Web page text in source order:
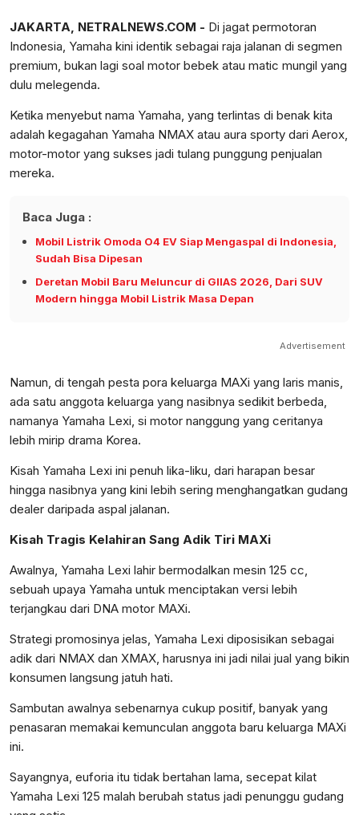
JAKARTA, NETRALNEWS.COM - Di jagat permotoran
Indonesia, Yamaha kini identik sebagai raja jalanan di segmen
premium, bukan lagi soal motor bebek atau matic mungil yang
dulu melegenda.
Ketika menyebut nama Yamaha, yang terlintas di benak kita
adalah kegagahan Yamaha NMAX atau aura sporty dari Aerox,
motor-motor yang sukses jadi tulang punggung penjualan
mereka.
Baca Juga :
Mobil Listrik Omoda O4 EV Siap Mengaspal di Indonesia,
Sudah Bisa Dipesan
Deretan Mobil Baru Meluncur di GIIAS 2026, Dari SUV
Modern hingga Mobil Listrik Masa Depan
Advertisement
Namun, di tengah pesta pora keluarga MAXi yang laris manis,
ada satu anggota keluarga yang nasibnya sedikit berbeda,
namanya Yamaha Lexi, si motor nanggung yang ceritanya
lebih mirip drama Korea.
Kisah Yamaha Lexi ini penuh lika-liku, dari harapan besar
hingga nasibnya yang kini lebih sering menghangatkan gudang
dealer daripada aspal jalanan.
Kisah Tragis Kelahiran Sang Adik Tiri MAXi
Awalnya, Yamaha Lexi lahir bermodalkan mesin 125 cc,
sebuah upaya Yamaha untuk menciptakan versi lebih
terjangkau dari DNA motor MAXi.
Strategi promosinya jelas, Yamaha Lexi diposisikan sebagai
adik dari NMAX dan XMAX, harusnya ini jadi nilai jual yang bikin
konsumen langsung jatuh hati.
Sambutan awalnya sebenarnya cukup positif, banyak yang
penasaran memakai kemunculan anggota baru keluarga MAXi
ini.
Sayangnya, euforia itu tidak bertahan lama, secepat kilat
Yamaha Lexi 125 malah berubah status jadi penunggu gudang